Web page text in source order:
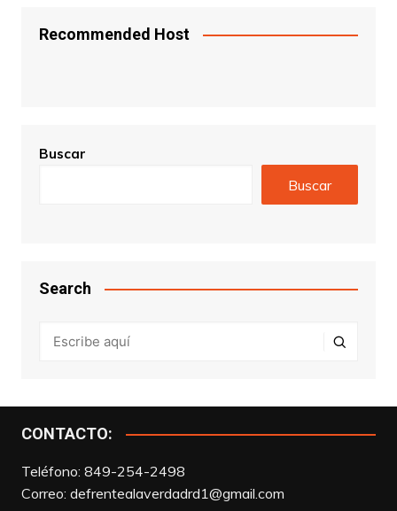
Recommended Host
Buscar
Buscar
Search
CONTACTO:
Teléfono: 849-254-2498
Correo: defrentealaverdadrd1@gmail.com